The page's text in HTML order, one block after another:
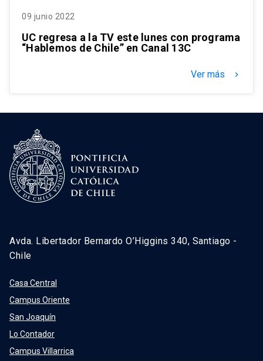
09 junio 2022
UC regresa a la TV este lunes con programa
“Hablemos de Chile” en Canal 13C
Ver más keyboard_arrow_right
Avda. Libertador Bernardo O’Higgins 340, Santiago -
Chile
Casa Central
Campus Oriente
San Joaquín
Lo Contador
Campus Villarrica